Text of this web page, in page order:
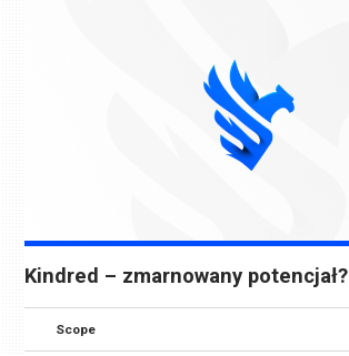
Kindred – zmarnowany potencjał?
Scope